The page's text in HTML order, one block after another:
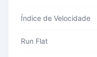
Índice de Velocidade
Run Flat